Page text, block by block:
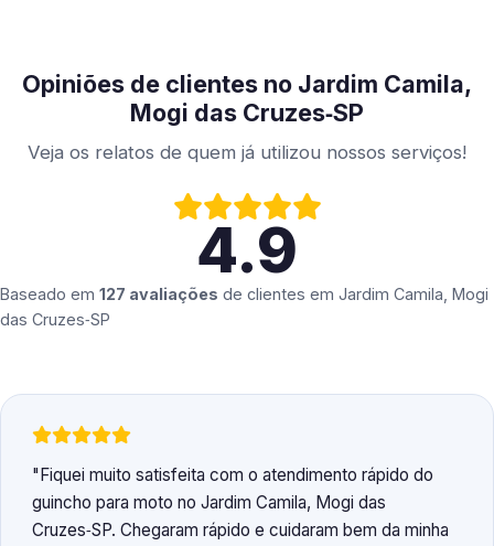
Opiniões de clientes no Jardim Camila,
Mogi das Cruzes‑SP
Veja os relatos de quem já utilizou nossos serviços!
4.9
Baseado em 127 avaliações de clientes em Jardim Camila, Mogi
das Cruzes‑SP
Fiquei muito satisfeita com o atendimento rápido do
guincho para moto no Jardim Camila, Mogi das
Cruzes‑SP. Chegaram rápido e cuidaram bem da minha